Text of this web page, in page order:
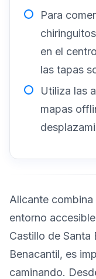
Para
en el
las tapas
Utiliza las
mapas
Alicante
entorno
Castillo de Santa
Benacantil, es
caminando.